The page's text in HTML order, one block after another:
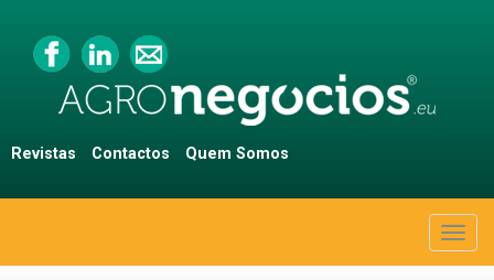
Revistas Contactos Quem Somos